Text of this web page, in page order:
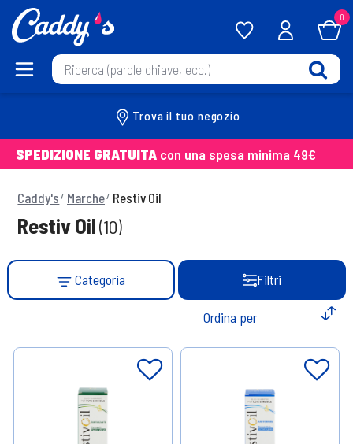
0
Trova il tuo negozio
SPEDIZIONE GRATUITA con una spesa minima 49€
Caddy's Marche Restiv Oil
Restiv Oil(10)
Categoria Filtri